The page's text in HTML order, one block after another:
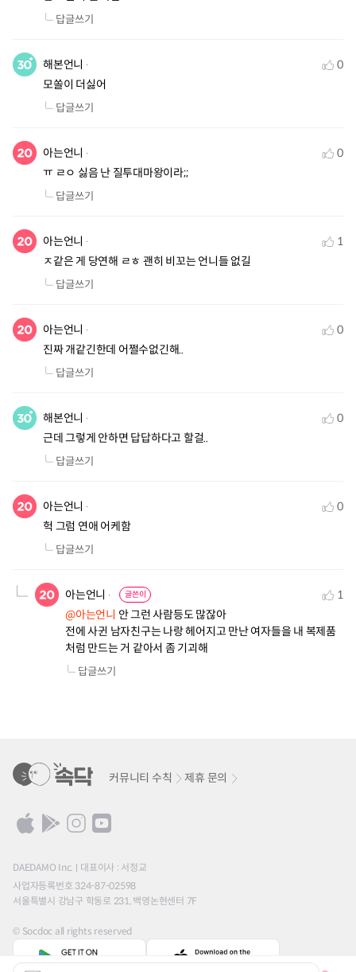
답글쓰기
해본언니
0
모쏠이 더싫어
답글쓰기
아는언니
0
ㅠ ㄹㅇ 싫음 난 질투대마왕이라;;
답글쓰기
아는언니
1
ㅈ같은 게 당연해 ㄹㅎ 괜히 비꼬는 언니들 없길
답글쓰기
아는언니
0
진짜 개같긴한데 어쩔수없긴해..
답글쓰기
해본언니
0
근데 그렇게 안하면 답답하다고 할걸..
답글쓰기
아는언니
0
헉 그럼 연애 어케함
답글쓰기
아는언니 글쓴이
1
@아는언니 안 그런 사람등도 많잖아
전에 사귄 남자친구는 나랑 헤어지고 만난 여자들을 내 복제품
처럼 만드는 거 같아서 좀 기괴해
답글쓰기
커뮤니티 수칙 제휴 문의
DAEDAMO Inc.
대표이사 : 서정교
사업자등록번호 324-87-02598
서울특별시 강남구 학동로 231, 백영논현센터 7F
© Socdoc all rights reserved